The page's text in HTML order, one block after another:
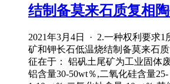
结制备莫来石质复相
2021年3月4日 · 2.一种权利要求1
矿和钾长石低温烧结制备莫来石
征在于： 铝矾土尾矿为工业固体
铝含量30‑50wt％,二氧化硅含量